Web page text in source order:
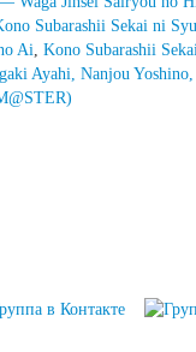
Subarashii Sekai ni
Ai, Kono Subarashii
Ayahi, Nanjou